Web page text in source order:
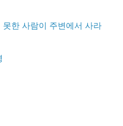
한 사람이 주변에서 사라